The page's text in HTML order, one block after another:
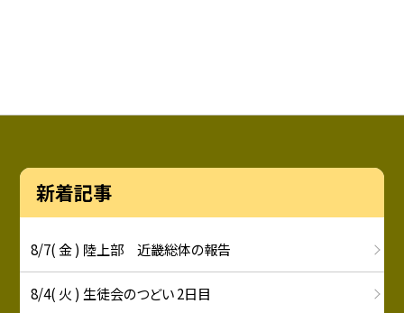
新着記事
8/7( 金 ) 陸上部 近畿総体の報告
8/4( 火 ) 生徒会のつどい 2日目